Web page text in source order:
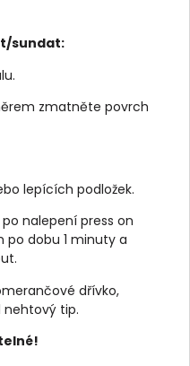
sundat:
zmatněte povrch
lepících podložek.
nalepení press on
dobu 1 minuty a
dřívko,
tip.